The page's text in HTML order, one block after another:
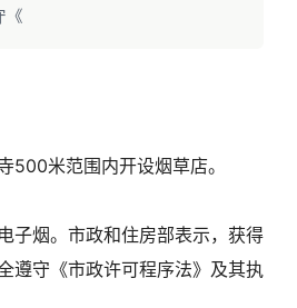
《
500米范围内开设烟草店。
子烟。市政和住房部表示，获得
遵守《市政许可程序法》及其执